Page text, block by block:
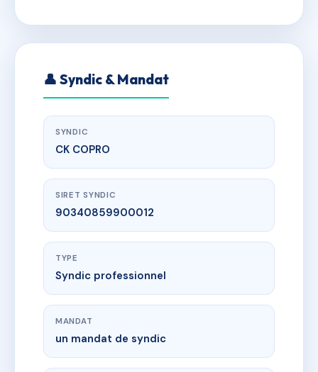
👤 Syndic & Mandat
SYNDIC
CK COPRO
SIRET SYNDIC
90340859900012
TYPE
Syndic professionnel
MANDAT
un mandat de syndic